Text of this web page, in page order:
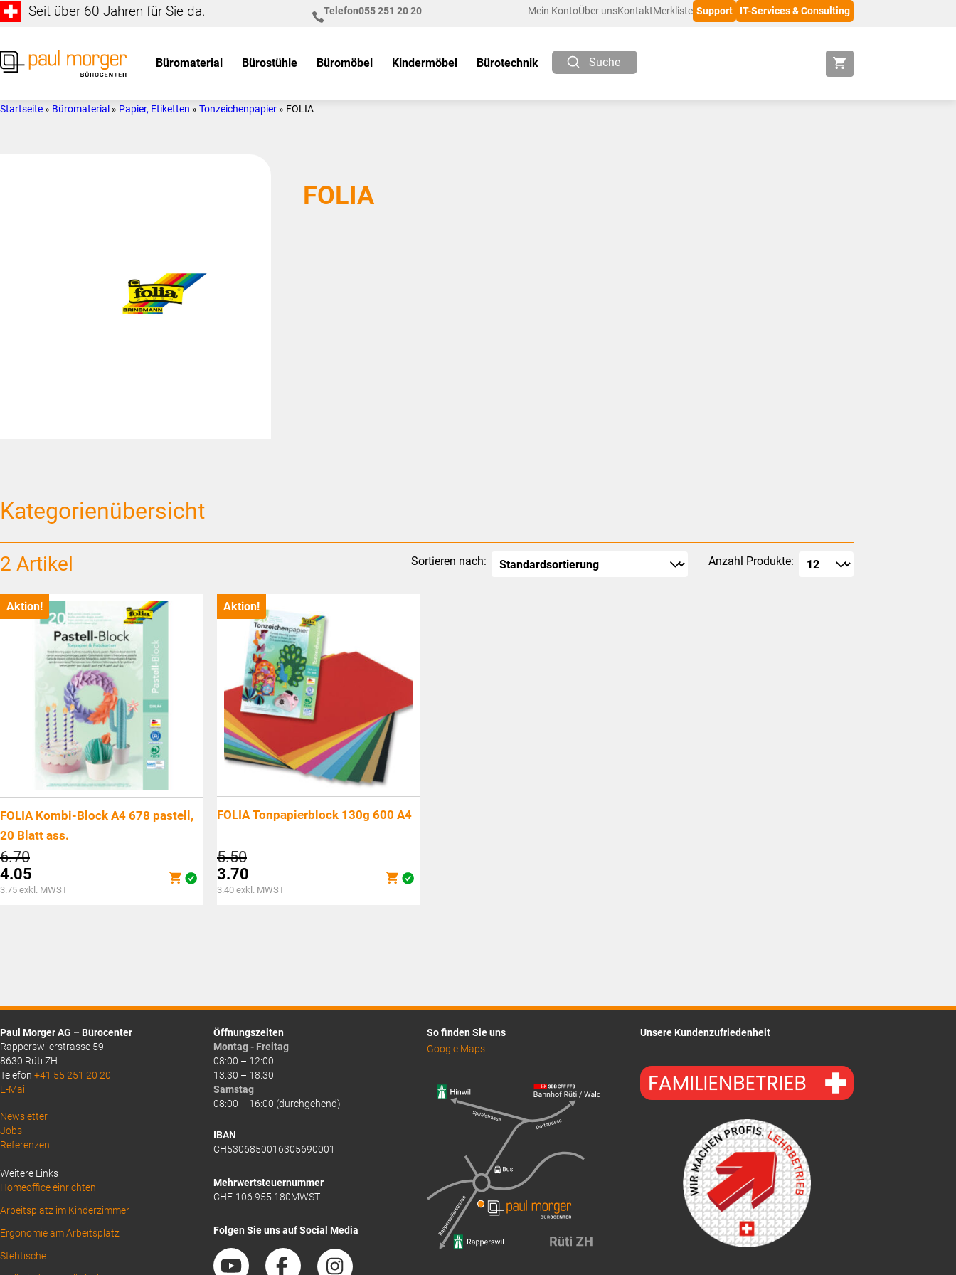
Zur
springen
Skip
main
Seit über 60 Jahren für Sie da. Telefon055 251 20 20 Mein KontoÜber unsKontaktMerkliste Support IT-Services & Consulting
Morger
individuell
Büromaterial Bürostühle Büromöbel Kindermöbel Bürotechnik Suche
Startseite » Büromaterial » Papier, Etiketten » Tonzeichenpapier » FOLIA
FOLIA
Kategorienübersicht
2 Artikel Sortieren nach: Anzahl Produkte:
Aktion!
FOLIA Kombi-Block A4 678 pastell,
20 Blatt ass.
6.70Ursprünglicher
Preis
war:
4.05
Aktueller
3.75 exkl. MWST
Aktion!
FOLIA Tonpapierblock 130g 600 A4
5.50Ursprünglicher
Preis
war:
3.70
Aktueller
3.40 exkl. MWST
Paul Morger AG – Bürocenter
Rapperswilerstrasse 59
8630 Rüti ZH
Telefon +41 55 251 20 20
E-Mail
Above
Footer
Newsletter
Jobs
Referenzen
Weitere Links
Homeoffice einrichten
Arbeitsplatz im Kinderzimmer
Ergonomie am Arbeitsplatz
Stehtische
Öffnungszeiten
Montag - Freitag
08:00 – 12:00
13:30 – 18:30
Samstag
08:00 – 16:00 (durchgehend)
IBAN
CH5306850016305690001
Mehrwertsteuernummer
CHE-106.955.180MWST
Folgen Sie uns auf Social Media
So finden Sie uns
Google Maps
Unsere Kundenzufriedenheit